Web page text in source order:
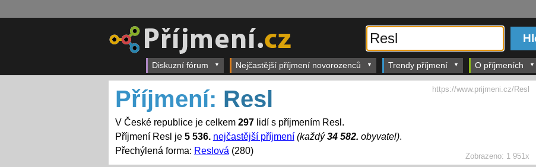
Diskuzní fórum Nejčastější příjmení novorozenců Trendy příjmení O příjmeních
Zobrazeno: 1 951x
Příjmení: Resl
V České republice je celkem 297lidí s příjmením Resl.
Příjmení Resl je 5 536. nejčastější příjmení (každý34 582. obyvatel).
Přechýlená forma: Reslová (280)
https://www.prijmeni.cz/Resl